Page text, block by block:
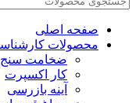
صفحه اصلی
محصولات
ضخامت
کار اکسپرت
آینه بازرسی